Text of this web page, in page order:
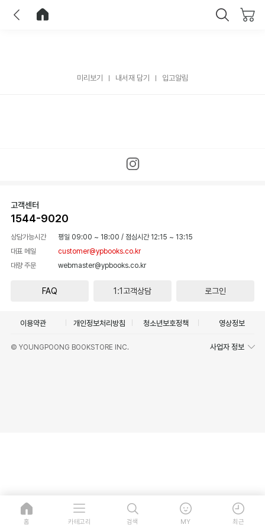
미리보기 내서재 담기 입고알림
고객센터
1544-9020
상담가능시간 평일 09:00 ~ 18:00 / 점심시간 12:15 ~ 13:15
대표 메일
customer@ypbooks.co.kr
대량 주문
webmaster@ypbooks.co.kr
FAQ 1:1고객상담 로그인
이용약관 개인정보처리방침 청소년보호정책 영상정보
© YOUNGPOONG BOOKSTORE INC. 사업자 정보
홈 카테고리 검색 MY 최근